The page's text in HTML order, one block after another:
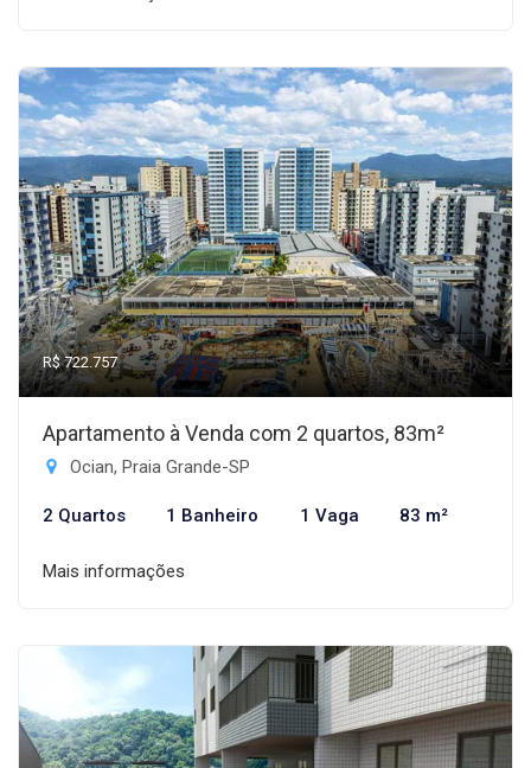
R$ 722.757
Apartamento à Venda com 2 quartos, 83m²
Ocian, Praia Grande-SP
2 Quartos 1 Banheiro 1 Vaga 83 m²
Mais informações